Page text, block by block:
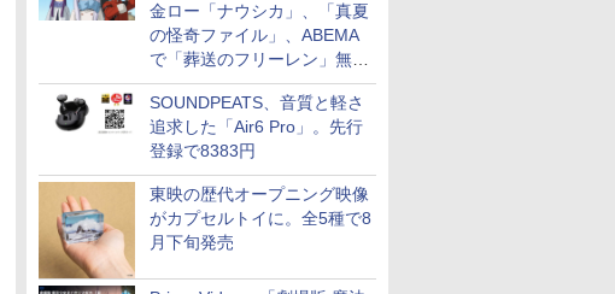
金ロー「ナウシカ」、「真夏
の怪奇ファイル」、ABEMA
で「葬送のフリーレン」無料
配信など。夏の特番・配信情
報
SOUNDPEATS、音質と軽さ
追求した「Air6 Pro」。先行
登録で8383円
東映の歴代オープニング映像
がカプセルトイに。全5種で8
月下旬発売